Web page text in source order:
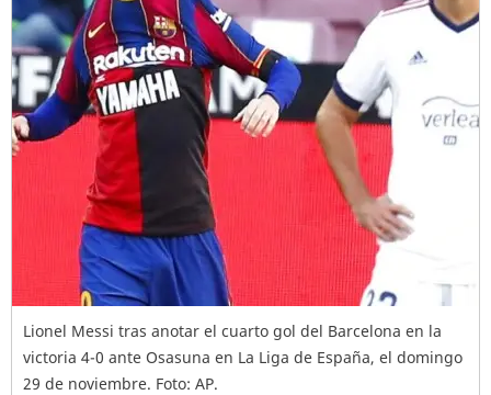
Lionel Messi tras anotar el cuarto gol del Barcelona en la
victoria 4-0 ante Osasuna en La Liga de España, el domingo
29 de noviembre. Foto: AP.